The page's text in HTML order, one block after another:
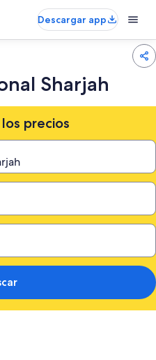
Descargar app
Sharjah
precios